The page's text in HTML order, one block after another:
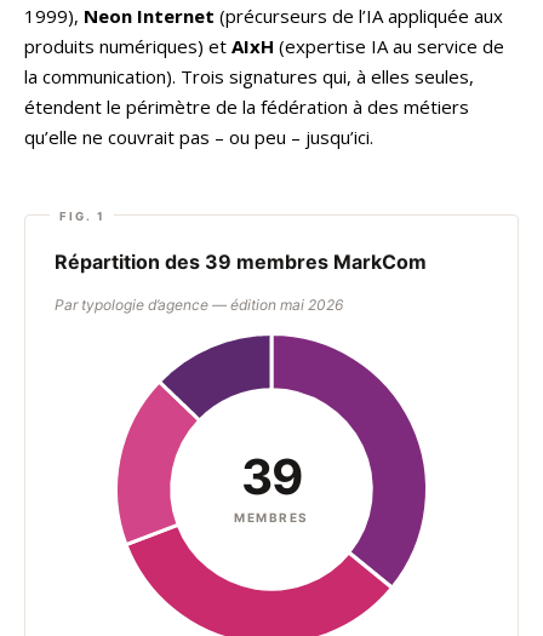
1999), Neon Internet (précurseurs de l’IA appliquée aux
produits numériques) et AIxH (expertise IA au service de
la communication). Trois signatures qui, à elles seules,
étendent le périmètre de la fédération à des métiers
qu’elle ne couvrait pas – ou peu – jusqu’ici.
Répartition des 39 membres MarkCom
Par typologie d’agence — édition mai 2026
39
MEMBRES